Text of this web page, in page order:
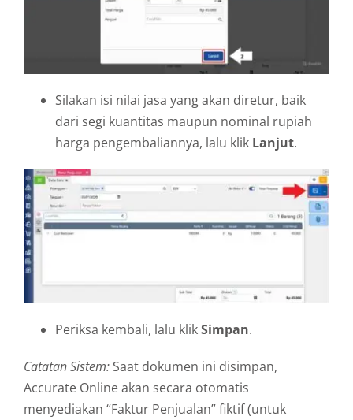
Silakan isi nilai jasa yang akan diretur, baik
dari segi kuantitas maupun nominal rupiah
harga pengembaliannya, lalu klik Lanjut.
Periksa kembali, lalu klikSimpan.
Catatan Sistem: Saat dokumen ini disimpan,
Accurate Online akan secara otomatis
menyediakan “Faktur Penjualan” fiktif (untuk